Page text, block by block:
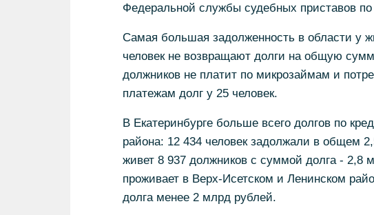
Федеральной службы судебных приставов
Самая большая задолженность в области у
человек не возвращают долги на общую
должников не платит по микрозаймам и
платежам долг у 25 человек.
В Екатеринбурге больше всего долгов по
района: 12 434 человек задолжали в общем
живет 8 937 должников с суммой долга - 2,8
проживает в Верх-Исетском и Ленинском
долга менее 2 млрд рублей.